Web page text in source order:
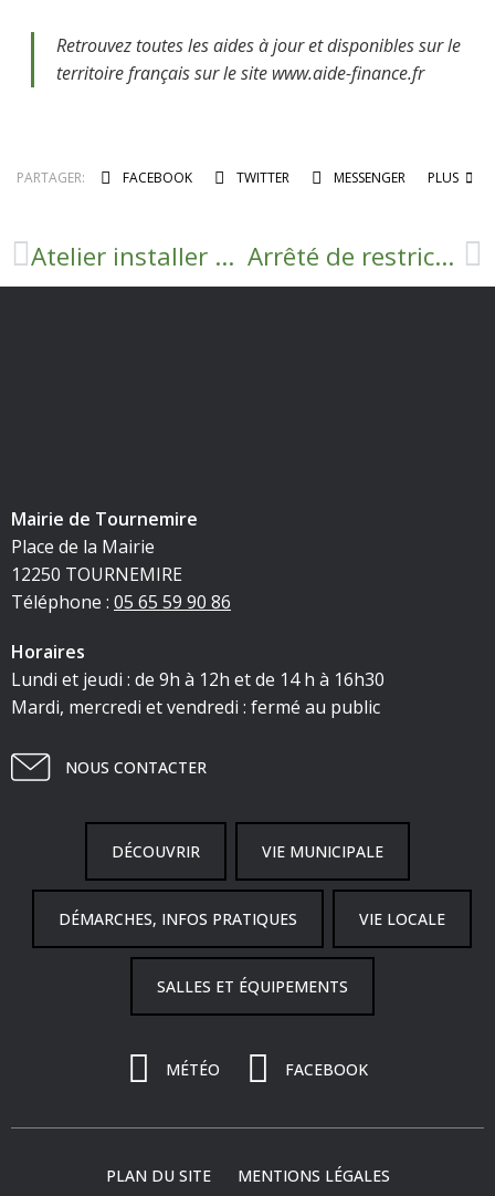
Retrouvez toutes les aides à jour et disponibles sur le
territoire français sur le site www.aide-finance.fr
PARTAGER: FACEBOOK TWITTER MESSENGER PLUS
Atelier installer et gérer mes applications mobiles Arrêté de restrictions des prélèvements et usages de l’eau du – Affichage
Mairie de Tournemire
Place de la Mairie
12250 TOURNEMIRE
Téléphone : 05 65 59 90 86
Horaires
Lundi et jeudi : de 9h à 12h et de 14 h à 16h30
Mardi, mercredi et vendredi : fermé au public
NOUS CONTACTER
DÉCOUVRIR VIE MUNICIPALE
DÉMARCHES, INFOS PRATIQUES VIE LOCALE
SALLES ET ÉQUIPEMENTS
MÉTÉO FACEBOOK
PLAN DU SITE MENTIONS LÉGALES